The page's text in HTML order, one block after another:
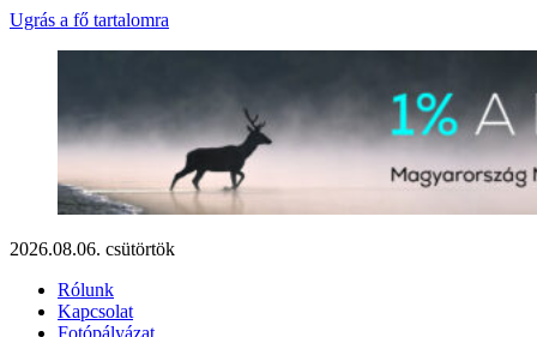
Ugrás a fő tartalomra
2026.08.06. csütörtök
Rólunk
Kapcsolat
Fotópályázat